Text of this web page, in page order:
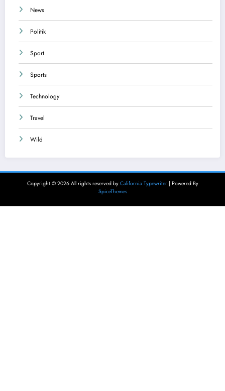
News
Politik
Sport
Sports
Technology
Travel
Wild
Copyright © 2026 All rights reserved by California Typewriter| Powered By
SpiceThemes